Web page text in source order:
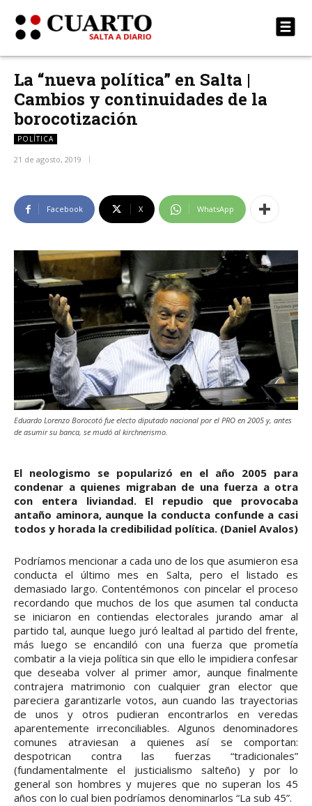
La “nueva política” en Salta |
Cambios y continuidades de la
borocotización
POLÍTICA
21 de agosto, 2019
Facebook X WhatsApp
Eduardo Lorenzo Borocotó fue electo diputado nacional por el PRO en 2005 y, antes
de asumir su banca, se mudó al kirchnerismo.
El neologismo se popularizó en el año 2005 para
condenar a quienes migraban de una fuerza a otra
con entera liviandad. El repudio que provocaba
antaño aminora, aunque la conducta confunde a casi
todos y horada la credibilidad política. (Daniel Avalos)
Podríamos mencionar a cada uno de los que asumieron esa
conducta el último mes en Salta, pero el listado es
demasiado largo. Contentémonos con pincelar el proceso
recordando que muchos de los que asumen tal conducta
se iniciaron en contiendas electorales jurando amar al
partido tal, aunque luego juró lealtad al partido del frente,
más luego se encandiló con una fuerza que prometía
combatir a la vieja política sin que ello le impidiera confesar
que deseaba volver al primer amor, aunque finalmente
contrajera matrimonio con cualquier gran elector que
pareciera garantizarle votos, aun cuando las trayectorias
de unos y otros pudieran encontrarlos en veredas
aparentemente irreconciliables. Algunos denominadores
comunes atraviesan a quienes así se comportan:
despotrican contra las fuerzas “tradicionales”
(fundamentalmente el justicialismo salteño) y por lo
general son hombres y mujeres que no superan los 45
años con lo cual bien podríamos denominarlos “La sub 45”.